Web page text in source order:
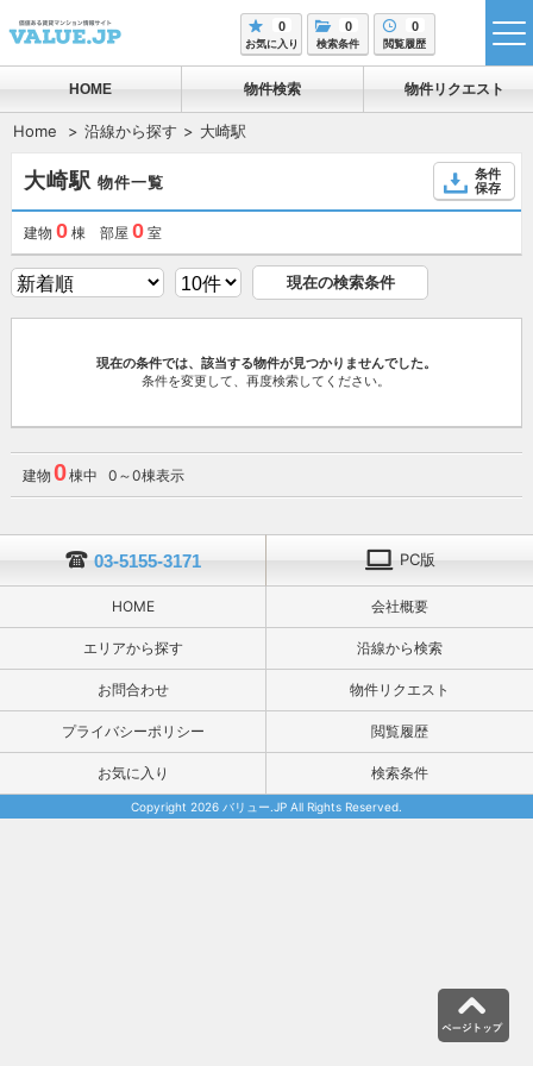
0
お気に入り
0
検索条件
0
閲覧履歴
HOME 物件検索 物件リクエスト
Home 沿線から探す 大崎駅
大崎駅 物件一覧
条件
保存
建物 0棟 部屋 0室
現在の検索条件
現在の条件では、該当する物件が見つかりませんでした。
条件を変更して、再度検索してください。
建物 0棟中 0～0棟表示
03-5155-3171 PC版
HOME 会社概要
エリアから探す 沿線から検索
お問合わせ 物件リクエスト
プライバシーポリシー 閲覧履歴
お気に入り 検索条件
Copyright 2026 バリュー.JP All Rights Reserved.